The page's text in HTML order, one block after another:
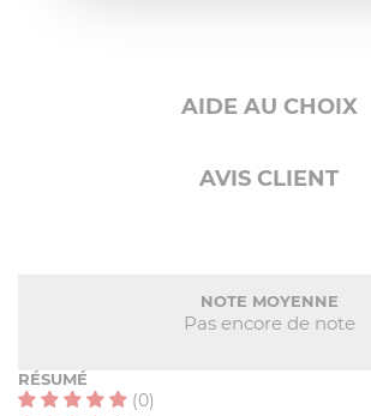
AIDE AU CHOIX
AVIS CLIENT
NOTE MOYENNE
Pas encore de note
RÉSUMÉ
(0)